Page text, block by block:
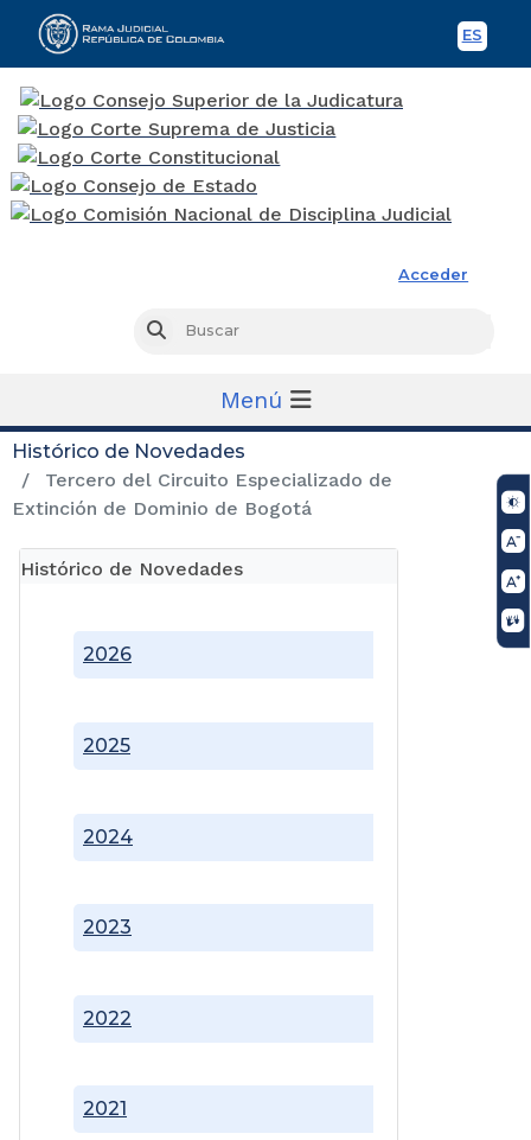
ES
Acceder
Buscar
Menú
Histórico de Novedades
Tercero del Circuito Especializado de
Extinción de Dominio de Bogotá
Histórico de Novedades
2021
2022
2023
2024
2025
2026